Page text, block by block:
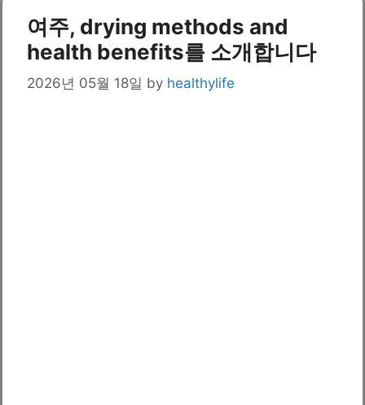
여주, drying methods and
health benefits를 소개합니다
2026년 05월 18일 by healthylife